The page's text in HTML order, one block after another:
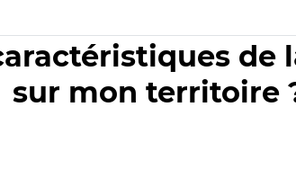
de
sur mon territoire